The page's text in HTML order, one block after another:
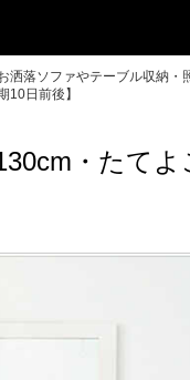
洒落ソファやテーブル収納・
10日前後】
・たて